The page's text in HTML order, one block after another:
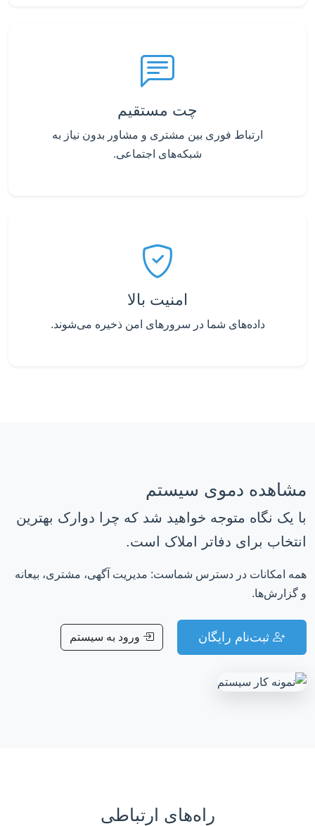
چت مستقیم
ارتباط فوری بین مشتری و مشاور بدون نیاز به
شبکه‌های اجتماعی.
امنیت بالا
داده‌های شما در سرورهای امن ذخیره می‌شوند.
مشاهده دموی سیستم
با یک نگاه متوجه خواهید شد که چرا دوارک بهترین
انتخاب برای دفاتر املاک است.
همه امکانات در دسترس شماست: مدیریت آگهی، مشتری، بیعانه
و گزارش‌ها.
ثبت‌نام رایگان ورود به سیستم
راه‌های ارتباطی